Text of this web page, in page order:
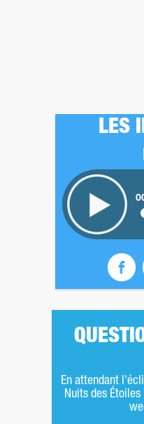
LES
En attendant
Nuits des